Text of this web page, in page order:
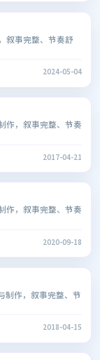
叙事完整、节奏舒
2024-05-04
作，叙事完整、节奏
2017-04-21
作，叙事完整、节奏
2020-09-18
制作，叙事完整、节
2018-04-15